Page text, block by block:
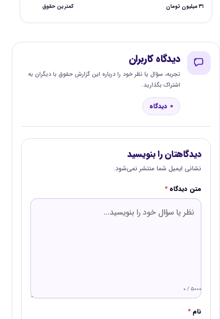
کمترین حقوق ۳۱ میلیون تومان
دیدگاه کاربران
تجربه، سؤال یا نظر خود را درباره این گزارش حقوق با دیگران به
اشتراک بگذارید.
0 دیدگاه
دیدگاهتان را بنویسید
نشانی ایمیل شما منتشر نمی‌شود.
متن دیدگاه*
۰ / ۵۰۰۰
نام*